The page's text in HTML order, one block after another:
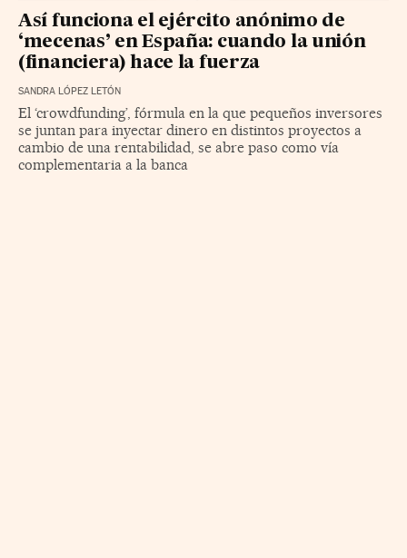
Así funciona el ejército anónimo de
‘mecenas’ en España: cuando la unión
(financiera) hace la fuerza
SANDRA LÓPEZ LETÓN
El ‘crowdfunding’, fórmula en la que pequeños inversores
se juntan para inyectar dinero en distintos proyectos a
cambio de una rentabilidad, se abre paso como vía
complementaria a la banca